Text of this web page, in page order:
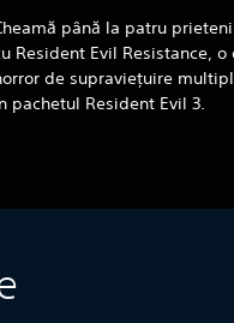
până la patru
Resident Evil Resistance, o
de supraviețuire
pachetul Resident Evil 3.